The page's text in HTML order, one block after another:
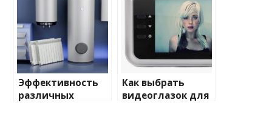
Эффективность
различных
Как выбрать
видеоглазок для